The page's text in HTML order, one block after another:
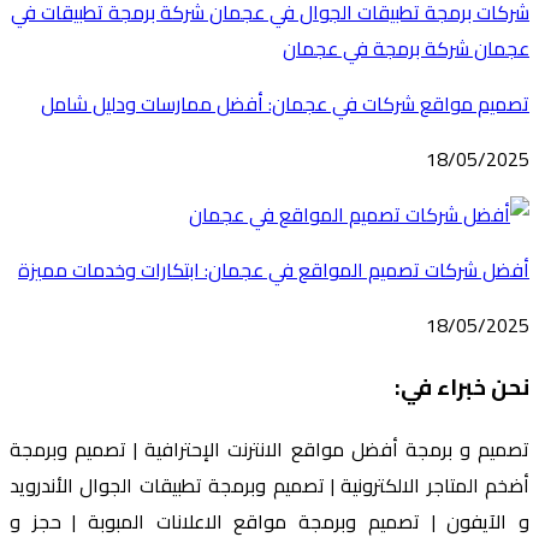
تصميم مواقع شركات في عجمان: أفضل ممارسات ودليل شامل
18/05/2025
أفضل شركات تصميم المواقع في عجمان: ابتكارات وخدمات مميزة
18/05/2025
نحن خبراء في:
تصميم و برمجة أفضل مواقع الانترنت الإحترافية | تصميم وبرمجة
أضخم المتاجر الالكترونية | تصميم وبرمجة تطبيقات الجوال الأندرويد
و الآيفون | تصميم وبرمجة مواقع الاعلانات المبوبة | حجز و